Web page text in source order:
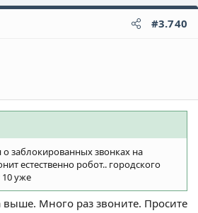
#3.740
заблокированных звонках на
естественно робот.. городского
10 уже
выше. Много раз звоните. Просите